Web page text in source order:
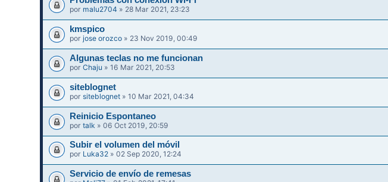
por malu2704 » 28 Mar 2021, 23:23
kmspico
porjose orozco » 23 Nov 2019, 00:49
Algunas teclas no me funcionan
porChaju » 16 Mar 2021, 20:53
siteblognet
porsiteblognet » 10 Mar 2021, 04:34
Reinicio Espontaneo
portalk » 06 Oct 2019, 20:59
Subir el volumen del móvil
por Luka32 » 02 Sep 2020, 12:24
Servicio de envío de remesas